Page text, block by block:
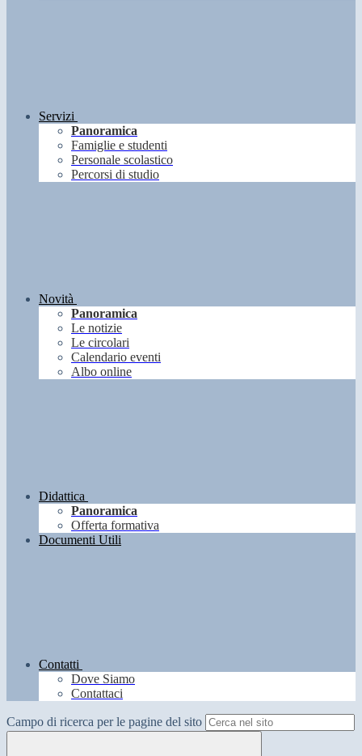
Servizi
Panoramica
Famiglie e studenti
Personale scolastico
Percorsi di studio
Novità
Panoramica
Le notizie
Le circolari
Calendario eventi
Albo online
Didattica
Panoramica
Offerta formativa
Documenti Utili
Contatti
Dove Siamo
Contattaci
Campo di ricerca per le pagine del sito